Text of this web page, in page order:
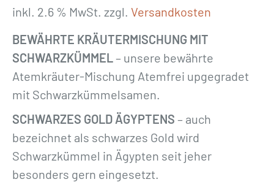
inkl. 2.6 % MwSt. zzgl. Versandkosten
BEWÄHRTE KRÄUTERMISCHUNG MIT
SCHWARZKÜMMEL– unsere bewährte
Atemkräuter-Mischung Atemfrei upgegradet
mit Schwarzkümmelsamen.
SCHWARZES GOLD ÄGYPTENS – auch
bezeichnet als schwarzes Gold wird
Schwarzkümmel in Ägypten seit jeher
besonders gern eingesetzt.